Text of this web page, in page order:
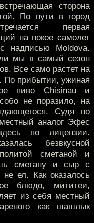
сторона
По пути в город
первая
на покое самолет
надписью Moldova.
мы в самый сезон
Все само растет на
По прибытии, ужиная
пиво Chisinau и
не поразило, на
Судя по
аналог Эфес
по лицензии.
безвкусной
сметаной и
сметану и сыр с
ел. Как оказалось
блюдо, мититеи,
из себя местный
как шашлык